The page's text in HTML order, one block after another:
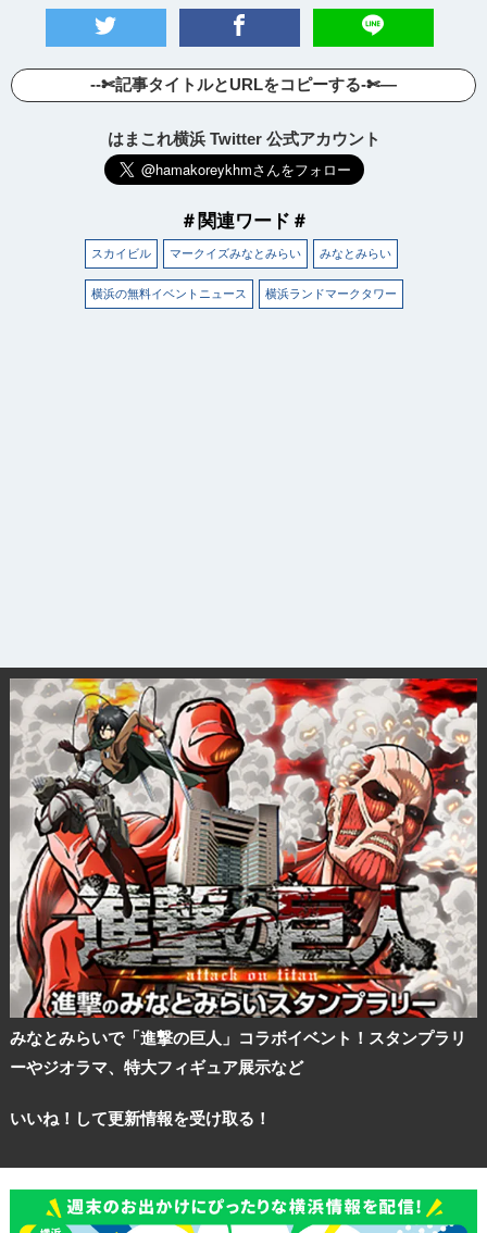
--✄記事タイトルとURLをコピーする-✄—
はまこれ横浜 Twitter 公式アカウント
＃関連ワード＃
スカイビル マークイズみなとみらい みなとみらい
横浜の無料イベントニュース 横浜ランドマークタワー
みなとみらいで「進撃の巨人」コラボイベント！スタンプラリ
ーやジオラマ、特大フィギュア展示など
いいね！して更新情報を受け取る！
観光ガイド
ランキング